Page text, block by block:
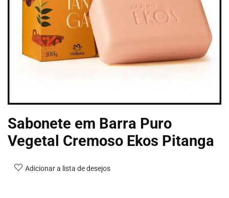
Sabonete em Barra Puro
Vegetal Cremoso Ekos Pitanga
Adicionar a lista de desejos